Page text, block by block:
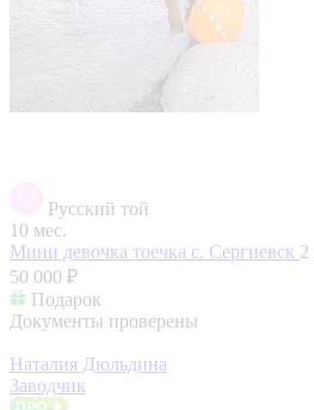
Русский той
10 мес.
Мини девочка тоечка с. Сергиевск 2
50 000 ₽
Подарок
Документы проверены
Наталия Дюльдина
Заводчик